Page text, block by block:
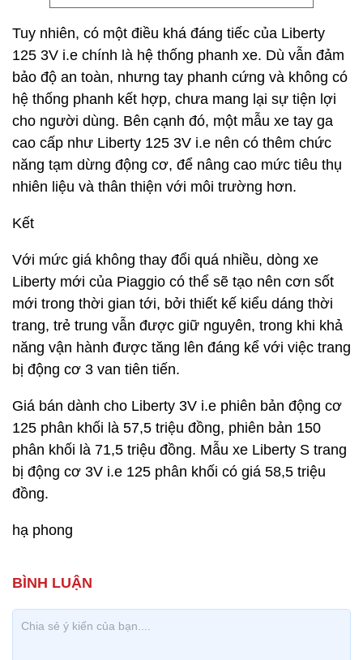
Tuy nhiên, có một điều khá đáng tiếc của Liberty
125 3V i.e chính là hệ thống phanh xe. Dù vẫn đảm
bảo độ an toàn, nhưng tay phanh cứng và không có
hệ thống phanh kết hợp, chưa mang lại sự tiện lợi
cho người dùng. Bên cạnh đó, một mẫu xe tay ga
cao cấp như Liberty 125 3V i.e nên có thêm chức
năng tạm dừng động cơ, để nâng cao mức tiêu thụ
nhiên liệu và thân thiện với môi trường hơn.
Kết
Với mức giá không thay đổi quá nhiều, dòng xe
Liberty mới của Piaggio có thể sẽ tạo nên cơn sốt
mới trong thời gian tới, bởi thiết kế kiểu dáng thời
trang, trẻ trung vẫn được giữ nguyên, trong khi khả
năng vận hành được tăng lên đáng kể với việc trang
bị động cơ 3 van tiên tiến.
Giá bán dành cho Liberty 3V i.e phiên bản động cơ
125 phân khối là 57,5 triệu đồng, phiên bản 150
phân khối là 71,5 triệu đồng. Mẫu xe Liberty S trang
bị động cơ 3V i.e 125 phân khối có giá 58,5 triệu
đồng.
hạ phong